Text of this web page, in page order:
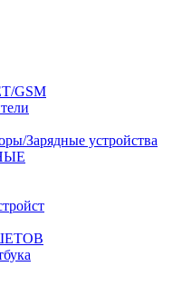
GSM
Зарядные устройства